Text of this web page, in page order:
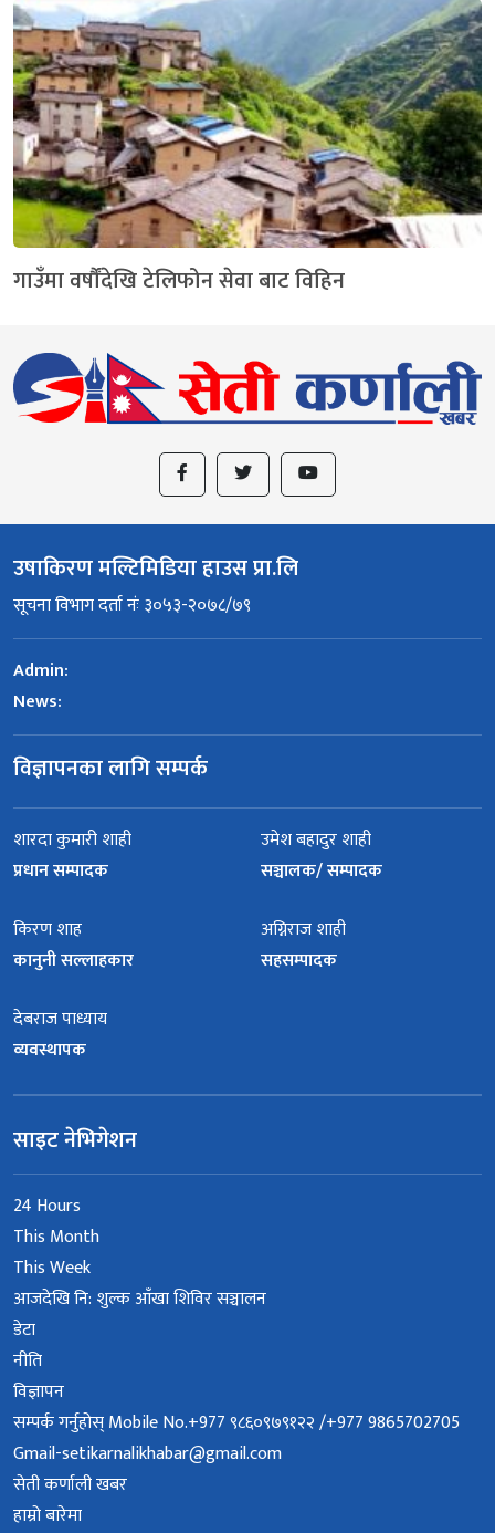
गाउँमा वर्षौंदेखि टेलिफोन सेवा बाट विहिन
उषाकिरण मल्टिमिडिया हाउस प्रा.लि
सूचना विभाग दर्ता नंः ३०५३-२०७८/७९
Admin:
News:
विज्ञापनका लागि सम्पर्क
शारदा कुमारी शाही
प्रधान सम्पादक
उमेश बहादुर शाही
सञ्चालक/ सम्पादक
किरण शाह
कानुनी सल्लाहकार
अग्निराज शाही
सहसम्पादक
देबराज पाध्याय
व्यवस्थापक
साइट नेभिगेशन
24 Hours
This Month
This Week
आजदेखि नि: शुल्क आँखा शिविर सञ्चालन
डेटा
नीति
विज्ञापन
सम्पर्क गर्नुहोस् Mobile No.+977 ९८६०९७९१२२ /+977 9865702705
Gmail-setikarnalikhabar@gmail.com
सेती कर्णाली खबर
हाम्रो बारेमा